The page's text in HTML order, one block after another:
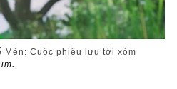
Mèn: Cuộc phiêu lưu tới xóm